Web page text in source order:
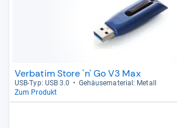
Verbatim Store 'n' Go V3 Max
USB-​Typ: USB 3.0
Gehäu­se­ma­te­rial: Metall
Zum Produkt